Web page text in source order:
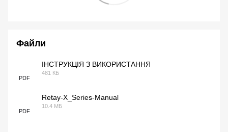
Файли
PDF
ІНСТРУКЦІЯ З ВИКОРИСТАННЯ
481 КБ
PDF
Retay-X_Series-Manual
10.4 МБ